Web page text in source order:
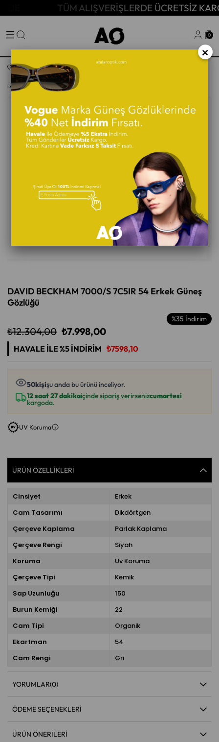
TÜM ALIŞVERİŞLERDE ÜCRETSİZ KARGO!
0
Anasayfa Erkek Güneş Gözlüğü
DAVID BECKHAM 7000/S 7C5IR 54 Erkek Güneş Gözlüğü
DAVID BECKHAM 7000/S 7C5IR 54 Erkek Güneş
Gözlüğü
₺12.304,00 ₺7.998,00
%35 İndirim
HAVALE ILE %5 İNDIRIM ₺7598,10
50kişişu anda bu ürünü inceliyor.
12 saat 27 dakikaiçinde sipariş verirsenizcumartesi
kargoda.
UV Koruma
ÜRÜN ÖZELLIKLERI
Cinsiyet
Erkek
Cam Tasarımı
Dikdörtgen
Çerçeve Kaplama
Parlak Kaplama
Çerçeve Rengi
Siyah
Koruma
Uv Koruma
Çerçeve Tipi
Kemik
Sap Uzunluğu
150
Burun Kemiği
22
Cam Tipi
Organik
Ekartman
54
Cam Rengi
Gri
YORUMLAR(0)
ÖDEME SEÇENEKLERI
ÜRÜN ÖNERILERI
×